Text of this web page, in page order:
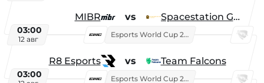
MIBR vs Spacestation Gaming
03:00
12 авг
Esports World Cup 2026
R8 Esports vs Team Falcons
03:00 Esports World Cup 2026